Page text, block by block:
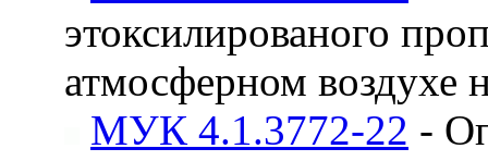
этоксилированого
атмосферном воздухе
МУК 4.1.3772-22 -